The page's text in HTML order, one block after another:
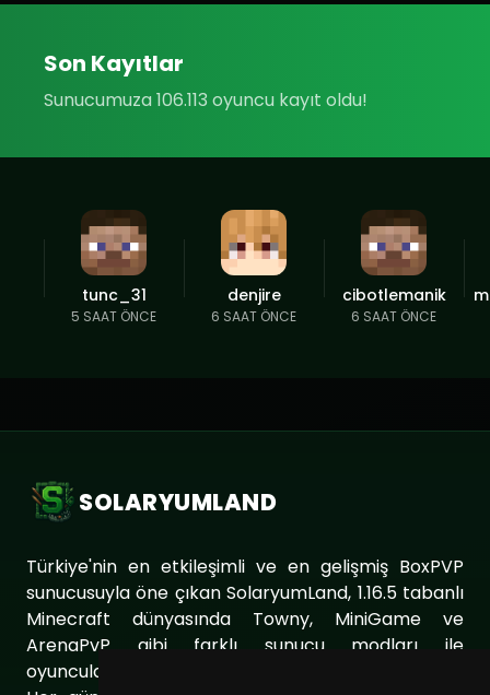
Son Kayıtlar
Sunucumuza 106.113 oyuncu kayıt oldu!
tunc_31
5 SAAT ÖNCE
denjire
6 SAAT ÖNCE
cibotlemanik
6 SAAT ÖNCE
SOLARYUMLAND
Türkiye'nin en etkileşimli ve en gelişmiş BoxPVP
sunucusuyla öne çıkan SolaryumLand, 1.16.5 tabanlı
Minecraft dünyasında Towny, MiniGame ve
ArenaPvP gibi farklı sunucu modları ile
oyuncularımıza eşsiz bir oyun deneyimi sunuyor.